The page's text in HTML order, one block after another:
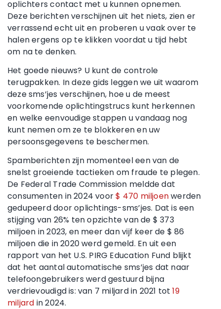
oplichters contact met u kunnen opnemen.
Deze berichten verschijnen uit het niets, zien er
verrassend echt uit en proberen u vaak over te
halen ergens op te klikken voordat u tijd hebt
om na te denken.
Het goede nieuws? U kunt de controle
terugpakken. In deze gids leggen we uit waarom
deze sms’jes verschijnen, hoe u de meest
voorkomende oplichtingstrucs kunt herkennen
en welke eenvoudige stappen u vandaag nog
kunt nemen om ze te blokkeren en uw
persoonsgegevens te beschermen.
Spamberichten zijn momenteel een van de
snelst groeiende tactieken om fraude te plegen.
De Federal Trade Commission meldde dat
consumenten in 2024 voor$ 470 miljoenwerden
gedupeerd door oplichtings-sms’jes. Dat is een
stijging van 26% ten opzichte van de $ 373
miljoen in 2023, en meer dan vijf keer de $ 86
miljoen die in 2020 werd gemeld. En uit een
rapport van het U.S. PIRG Education Fund blijkt
dat het aantal automatische sms’jes dat naar
telefoongebruikers werd gestuurd bijna
verdrievoudigd is: van 7 miljard in 2021 tot19
miljard in 2024.